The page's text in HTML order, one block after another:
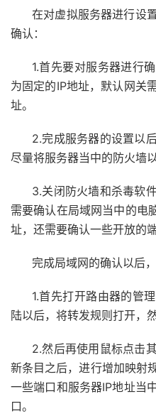
在对虚拟服务器进行设
确认：
1.首先要对服务器进行
为固定的IP地址，默认网关
址。
2.完成服务器的设置以
尽量将服务器当中的防火墙
3.关闭防火墙和杀毒软
需要确认在局域网当中的电
址，还需要确认一些开放的
完成局域网的确认以后
1.首先打开路由器的管
陆以后，将转发规则打开，
2.然后再使用鼠标点击
新条目之后，进行增加映射
一些端口和服务器IP地址当
口。